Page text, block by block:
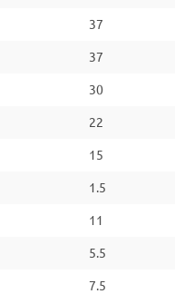
37
37
30
22
15
1.5
11
5.5
7.5